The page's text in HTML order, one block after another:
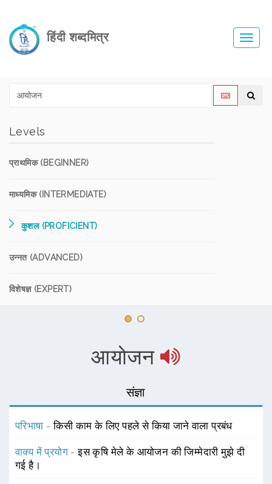
हिंदी शब्दमित्र
Levels
प्राथमिक (BEGINNER)
माध्यमिक (INTERMEDIATE)
कुशल (PROFICIENT)
उन्नत (ADVANCED)
विशेषज्ञ (EXPERT)
आयोजन
संज्ञा
परिभाषा -किसी काम के लिए पहले से किया जाने वाला प्रबंध
वाक्य में प्रयोग -इस कृषि मेले के आयोजन की जिम्मेदारी मुझे दी
गई है।